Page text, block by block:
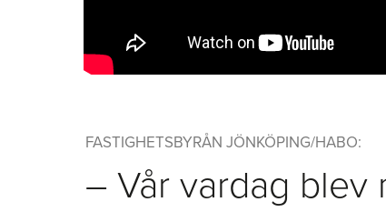
FASTIGHETSBYRÅN JÖNKÖPING/HABO:
– Vår vardag blev